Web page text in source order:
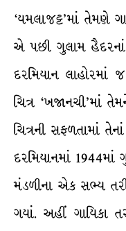
‘યમલાજટ્ટ’માં તેમણે
એ પછી ગુલામ હૈદરનાં
દરમિયાન લાહોરમાં
ચિત્ર ‘ખજાનચી’માં
ચિત્રની સફળતામાં
દરમિયાનમાં
મંડળીના એક સભ્ય
ગયાં. અહીં ગાયિકા